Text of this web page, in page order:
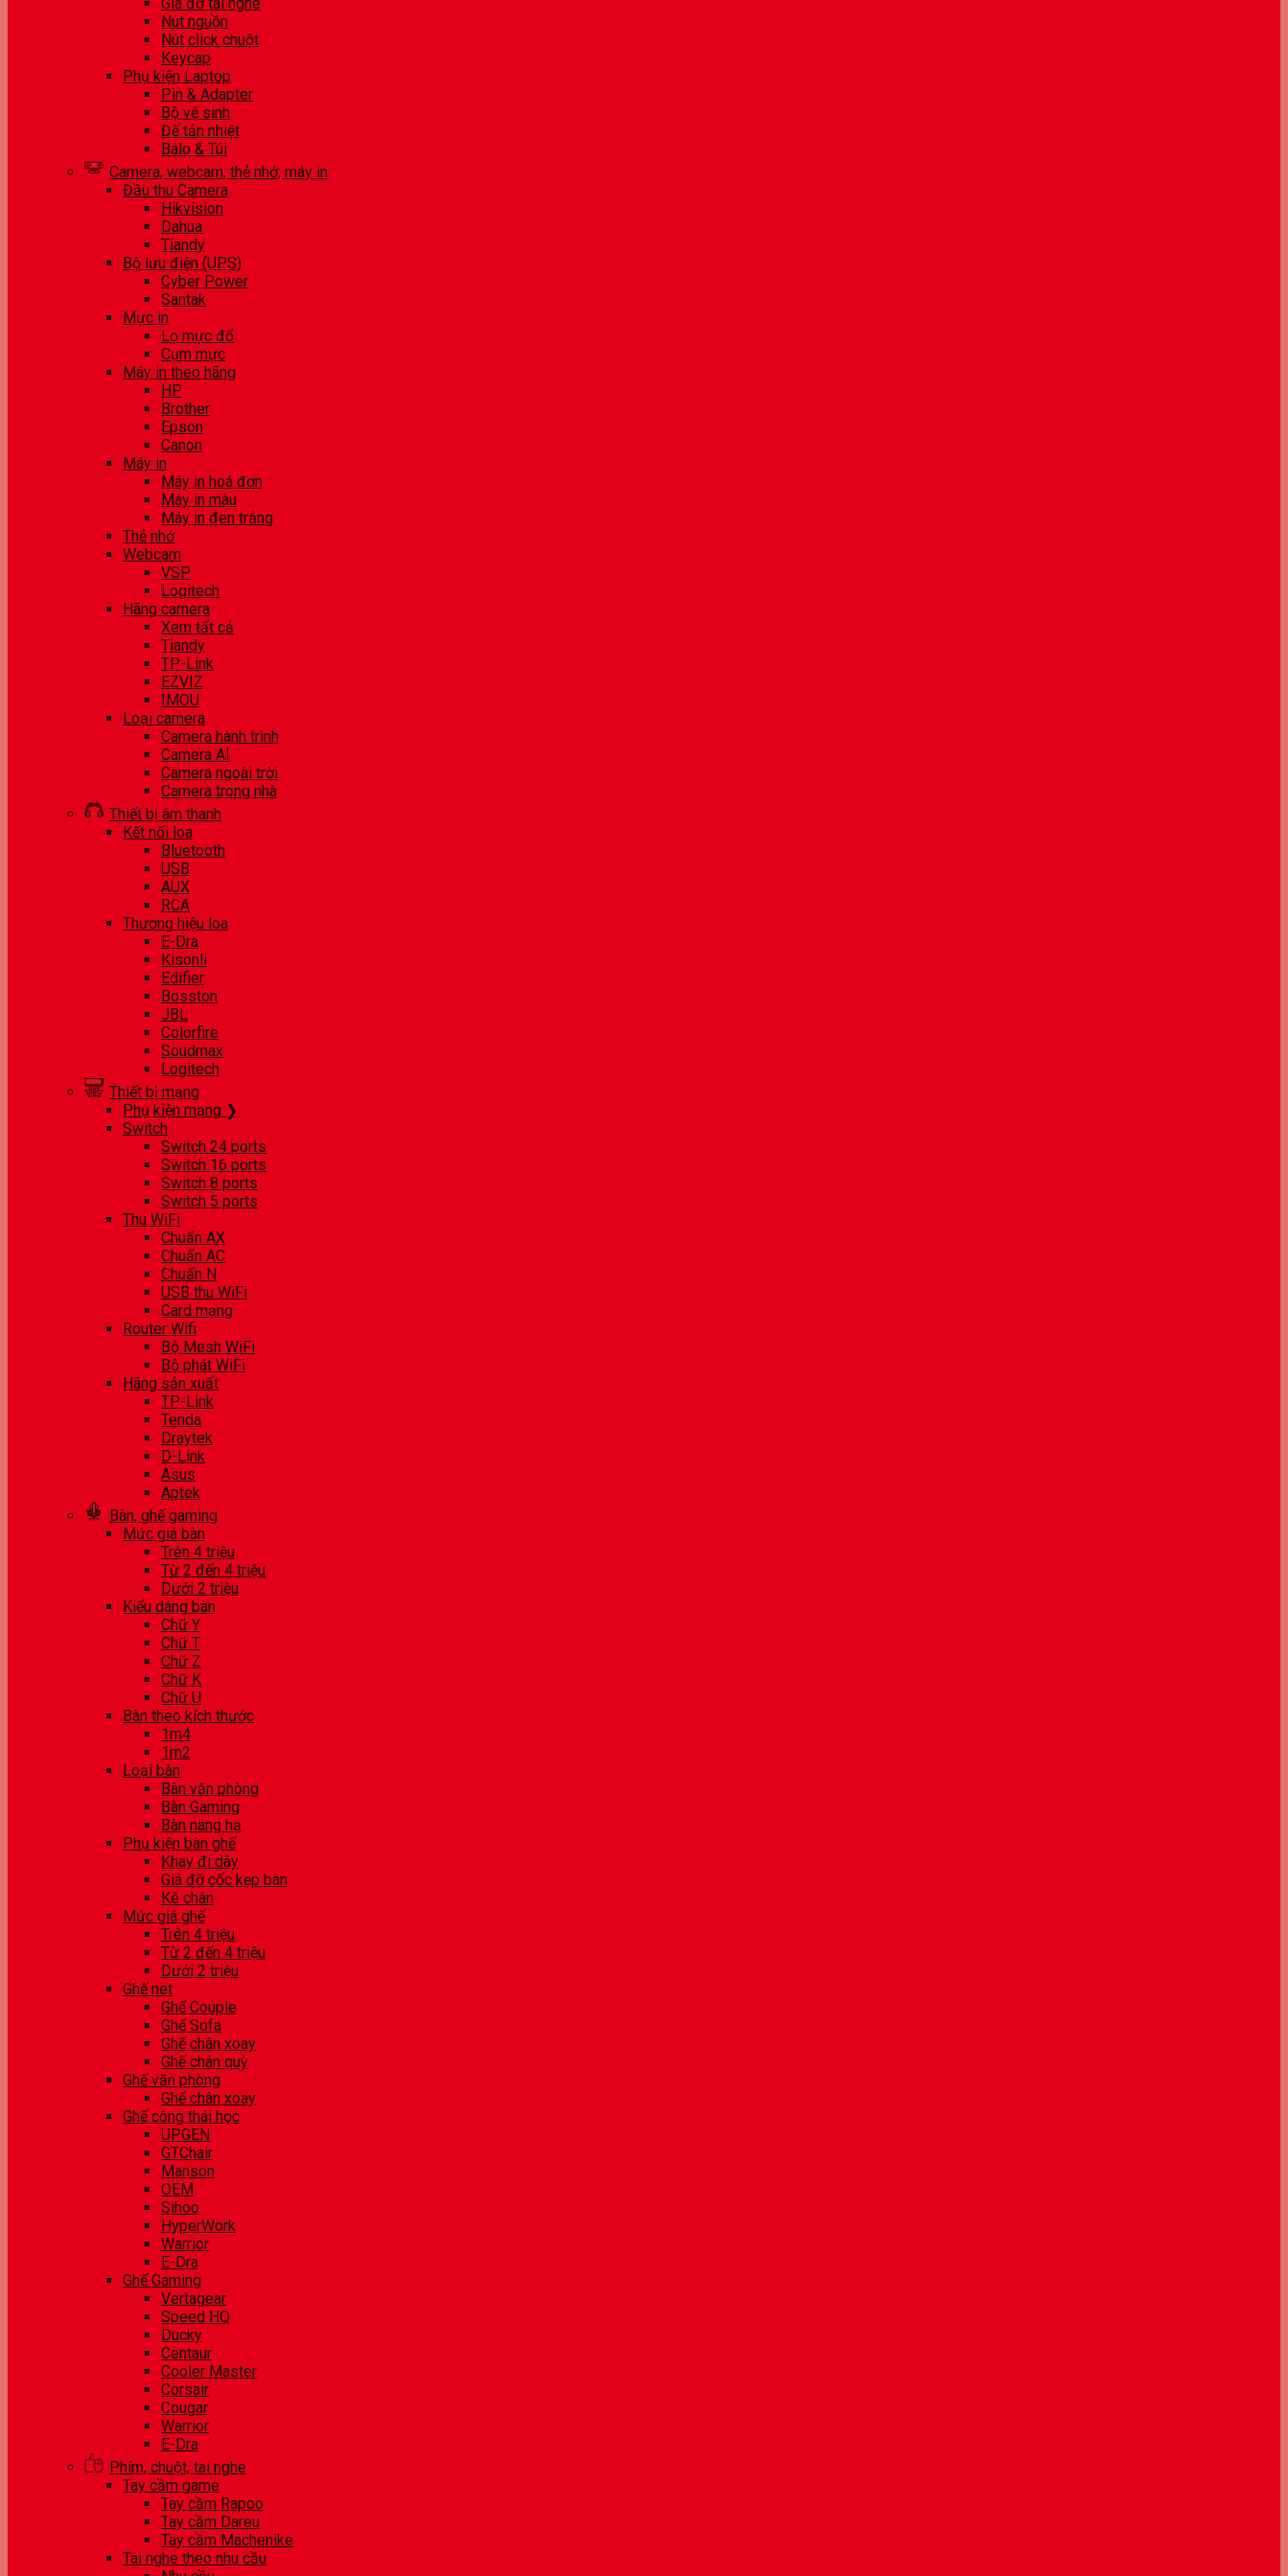
Nút nguồn
Nút click chuột
Keycap
Phụ kiện Laptop
Pin & Adapter
Bộ vệ sinh
Đế tản nhiệt
Balo & Túi
Camera, webcam, thẻ nhớ, máy in
Đầu thu Camera
Hikvision
Dahua
Tiandy
Bộ lưu điện (UPS)
Cyber Power
Santak
Mực in
Lọ mực đổ
Cụm mực
Máy in theo hãng
HP
Brother
Epson
Canon
Máy in
Máy in hoá đơn
Máy in màu
Máy in đen trắng
Thẻ nhớ
Webcam
VSP
Logitech
Hãng camera
Xem tất cả
Tiandy
TP-Link
EZVIZ
IMOU
Loại camera
Camera hành trình
Camera AI
Camera ngoài trời
Camera trong nhà
Thiết bị âm thanh
Kết nối loa
Bluetooth
USB
AUX
RCA
Thương hiệu loa
E-Dra
Kisonli
Edifier
Bosston
JBL
Colorfire
Soudmax
Logitech
Thiết bị mạng
Phụ kiện mạng ❯
Switch
Switch 24 ports
Switch 16 ports
Switch 8 ports
Switch 5 ports
Thu WiFi
Chuẩn AX
Chuẩn AC
Chuẩn N
USB thu WiFi
Card mạng
Router Wifi
Bộ Mesh WiFi
Bộ phát WiFi
Hãng sản xuất
TP-Link
Tenda
Draytek
D-Link
Asus
Aptek
Bàn, ghế gaming
Mức giá bàn
Trên 4 triệu
Từ 2 đến 4 triệu
Dưới 2 triệu
Kiểu dáng bàn
Chữ Y
Chữ T
Chữ Z
Chữ K
Chữ U
Bàn theo kích thước
1m4
1m2
Loại bàn
Bàn văn phòng
Bàn Gaming
Bàn nâng hạ
Phụ kiện bàn ghế
Khay đi dây
Giá đỡ cốc kẹp bàn
Kê chân
Mức giá ghế
Trên 4 triệu
Từ 2 đến 4 triệu
Dưới 2 triệu
Ghế net
Ghế Couple
Ghế Sofa
Ghế chân xoay
Ghế chân quỳ
Ghế văn phòng
Ghế chân xoay
Ghế công thái học
UPGEN
GTChair
Manson
OEM
Sihoo
HyperWork
Warrior
E-Dra
Ghế Gaming
Vertagear
Speed HQ
Ducky
Centaur
Cooler Master
Corsair
Cougar
Warrior
E-Dra
Phím, chuột, tai nghe
Tay cầm game
Tay cầm Rapoo
Tay cầm Dareu
Tay cầm Machenike
Tai nghe theo nhu cầu